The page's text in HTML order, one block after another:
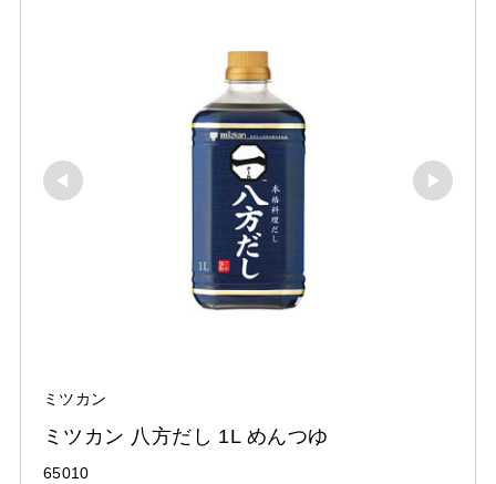
ミツカン
ミツカン 八方だし 1L めんつゆ
65010